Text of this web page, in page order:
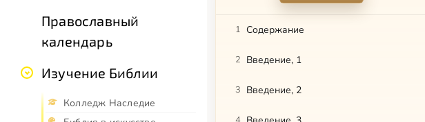
Православный
календарь
Изучение Библии
Колледж Наследие
1 Содержание
2 Введение, 1
3 Введение, 2